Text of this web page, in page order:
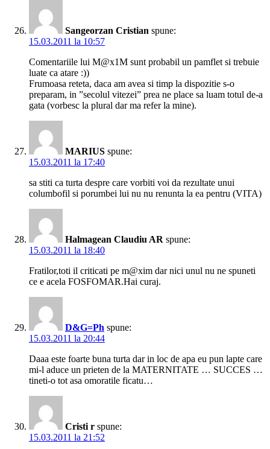
Sangeorzan Cristian spune:
15.03.2011 la 10:57
Comentariile lui M@x1M sunt probabil un pamflet si trebuie
luate ca atare :))
Frumoasa reteta, daca am avea si timp la dispozitie s-o
preparam, in ”secolul vitezei” prea ne place sa luam totul de-a
gata (vorbesc la plural dar ma refer la mine).
MARIUS spune:
15.03.2011 la 17:40
sa stiti ca turta despre care vorbiti voi da rezultate unui
columbofil si porumbei lui nu nu renunta la ea pentru (VITA)
Halmagean Claudiu AR spune:
15.03.2011 la 18:40
Fratilor,toti il criticati pe m@xim dar nici unul nu ne spuneti
ce e acela FOSFOMAR.Hai curaj.
D&G=Ph spune:
15.03.2011 la 20:44
Daaa este foarte buna turta dar in loc de apa eu pun lapte care
mi-l aduce un prieten de la MATERNITATE … SUCCES …
tineti-o tot asa omoratile ficatu…
Cristi r spune:
15.03.2011 la 21:52